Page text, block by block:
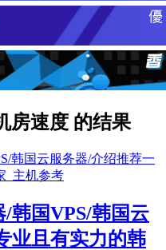
房速度 的结果
韩国VPS/韩国云
业且有实力的韩